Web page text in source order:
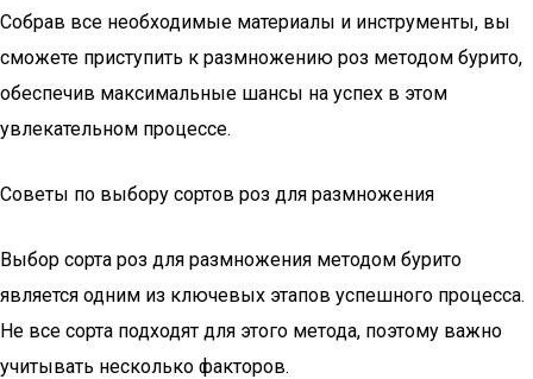
Собрав все необходимые материалы и инструменты, вы
сможете приступить к размножению роз методом бурито,
обеспечив максимальные шансы на успех в этом
увлекательном процессе.
Советы по выбору сортов роз для размножения
Выбор сорта роз для размножения методом бурито
является одним из ключевых этапов успешного процесса.
Не все сорта подходят для этого метода, поэтому важно
учитывать несколько факторов.